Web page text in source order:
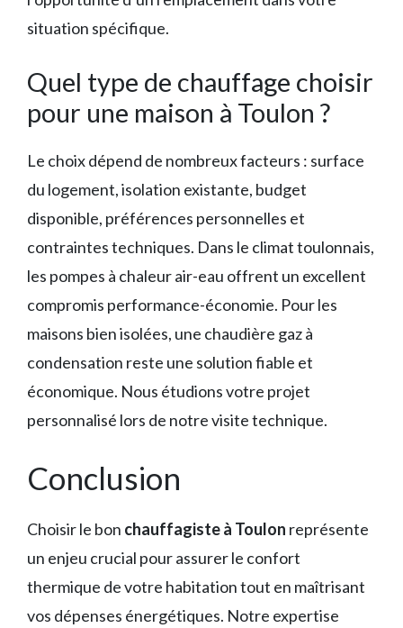
situation spécifique.
Quel type de chauffage choisir
pour une maison à Toulon ?
Le choix dépend de nombreux facteurs : surface
du logement, isolation existante, budget
disponible, préférences personnelles et
contraintes techniques. Dans le climat toulonnais,
les pompes à chaleur air-eau offrent un excellent
compromis performance-économie. Pour les
maisons bien isolées, une chaudière gaz à
condensation reste une solution fiable et
économique. Nous étudions votre projet
personnalisé lors de notre visite technique.
Conclusion
Choisir le bon chauffagiste à Toulon représente
un enjeu crucial pour assurer le confort
thermique de votre habitation tout en maîtrisant
vos dépenses énergétiques. Notre expertise